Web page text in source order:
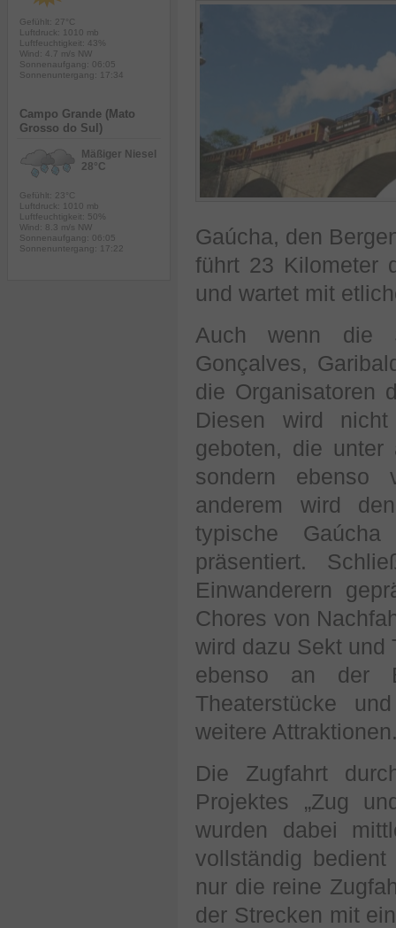
Gaúcha, den
führt 23 Kilometer
und wartet mit
Auch wenn die
Gonçalves,
die Organisatoren
Diesen wird
geboten, die unter
sondern ebenso
anderem wird
typische
präsentiert.
Einwanderern
Chores von
wird dazu Sekt und
ebenso an der
Theaterstücke
weitere
Die Zugfahrt
Projektes „Zug
wurden dabei
vollständig
nur die reine
der Strecken mit
Gefühlt: 27°C
Luftdruck: 1010 mb
Luftfeuchtigkeit: 43%
Wind: 4.7 m/s NW
Sonnenaufgang: 06:05
Sonnenuntergang: 17:34
Campo Grande (Mato
Grosso do Sul)
Mäßiger Niesel
28°C
Gefühlt: 23°C
Luftdruck: 1010 mb
Luftfeuchtigkeit: 50%
Wind: 8.3 m/s NW
Sonnenaufgang: 06:05
Sonnenuntergang: 17:22